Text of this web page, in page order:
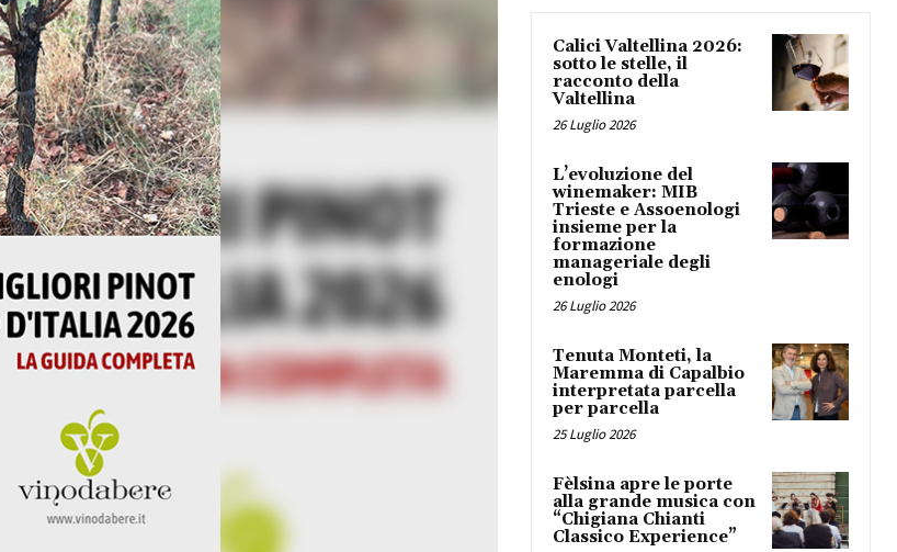
Calici Valtellina 2026:
sotto le stelle, il
racconto della
Valtellina
26 Luglio 2026
L’evoluzione del
winemaker: MIB
Trieste e Assoenologi
insieme per la
formazione
manageriale degli
enologi
26 Luglio 2026
Tenuta Monteti, la
Maremma di Capalbio
interpretata parcella
per parcella
25 Luglio 2026
Fèlsina apre le porte
alla grande musica con
“Chigiana Chianti
Classico Experience”